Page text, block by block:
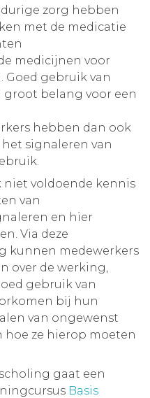
zorg hebben
met de medicatie
medicijnen voor
Goed gebruik van
groot belang voor een
hebben dan ook
signaleren van
niet voldoende kennis
van
en hier
Via deze
kunnen medewerkers
over de werking,
gebruik van
bij hun
van ongewenst
ze hierop moeten
gaat een
Basis